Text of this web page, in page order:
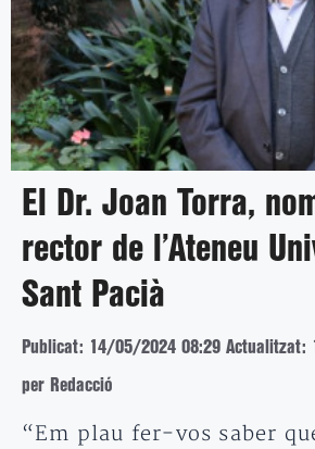
El Dr. Joan Torra,
rector de l’Ateneu
Sant Pacià
Publicat: 14/05/2024 08:29 Actualitzat:
per Redacció
“Em plau fer-vos saber